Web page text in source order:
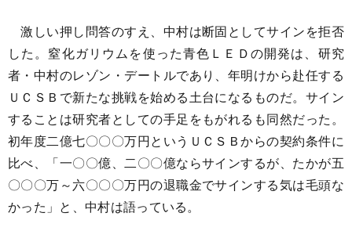
激しい押し問答のすえ、中村は断固としてサインを拒否
した。窒化ガリウムを使った青色ＬＥＤの開発は、研究
者・中村のレゾン・デートルであり、年明けから赴任する
ＵＣＳＢで新たな挑戦を始める土台になるものだ。サイン
することは研究者としての手足をもがれるも同然だった。
初年度二億七〇〇〇万円というＵＣＳＢからの契約条件に
比べ、「一〇〇億、二〇〇億ならサインするが、たかが五
〇〇〇万～六〇〇〇万円の退職金でサインする気は毛頭な
かった」と、中村は語っている。